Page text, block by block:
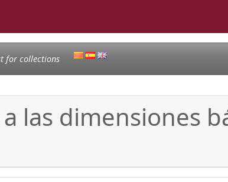
for collections
las dimensiones